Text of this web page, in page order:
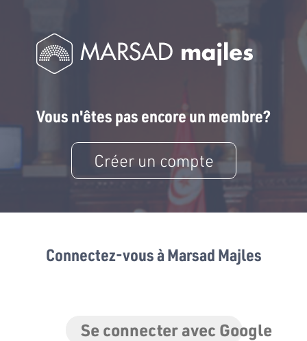
Vous n'êtes pas encore un membre?
Créer un compte
Connectez-vous à Marsad Majles
Se connecter avec Google